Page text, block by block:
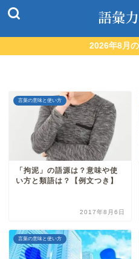
2026年8月
言葉の意味と使い方
「拘泥」の語源は？意味や使
い方と類語は？【例文つき】
2017年8月6日
言葉の意味と使い方